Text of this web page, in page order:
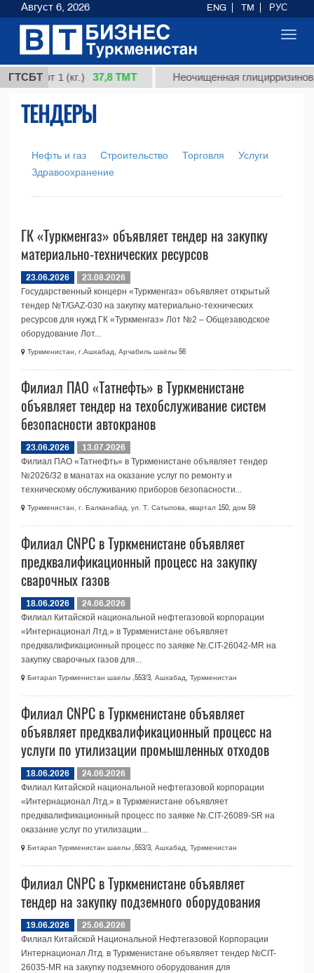
ГТСБТ
сорт 1 (кг.) 37,8 ТМТ Неочищенная
ТЕНДЕРЫ
Нефть и газ Строительство Торговля
Услуги
Здравоохранение
ГК «Туркменгаз» объявляет тендер на закупку
материально-технических ресурсов
23.06.2026
23.08.2026
Государственный концерн «Туркменгаз» объявляет открытый
тендер №T/GAZ-030 на закупку материально-технических
ресурсов для нужд ГК «Туркменгаз» Лот №2 – Общезаводское
оборудование Лот...
Туркменистан, г.Ашхабад, Арчабиль шаёлы 56
Филиал ПАО «Татнефть» в Туркменистане
объявляет тендер на техобслуживание систем
безопасности автокранов
23.06.2026
13.07.2026
Филиал ПАО «Татнефть» в Туркменистане объявляет тендер
№2026/32 в манатах на оказание услуг по ремонту и
техническому обслуживанию приборов безопасности...
Туркменистан, г. Балканабад, ул. Т. Сатылова, квартал 150, дом 59
Филиал CNPC в Туркменистане объявляет
предквалификационный процесс на закупку
сварочных газов
18.06.2026
24.06.2026
Филиал Китайской национальной нефтегазовой корпорации
«Интернационал Лтд.» в Туркменистане объявляет
предквалификационный процесс по заявке №.CIT-26042-MR на
закупку сварочных газов для...
Битарап Туркменистан шаелы ,553/3, Ашхабад, Туркменистан
Филиал CNPC в Туркменистане объявляет
объявляет предквалификационный процесс на
услуги по утилизации промышленных отходов
18.06.2026
24.06.2026
Филиал Китайской национальной нефтегазовой корпорации
«Интернационал Лтд.» в Туркменистане объявляет
предквалификационный процесс по заявке №.CIT-26089-SR на
оказание услуг по утилизации...
Битарап Туркменистан шаелы ,553/3, Ашхабад, Туркменистан
Филиал CNPC в Туркменистане объявляет
тендер на закупку подземного оборудования
19.06.2026
25.06.2026
Филиал Китайской Национальной Нефтегазовой Корпорации
Интернационал Лтд. в Туркменистане объявляет тендер №CIT-
26035-МR на закупку подземного оборудования для
Август 6, 2026 ENG TM РУС